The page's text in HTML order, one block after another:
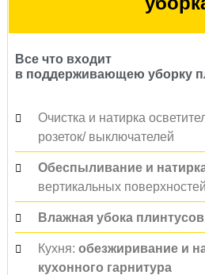
Все что входит
в поддерживающею уборку
Очистка и натирка
розеток/ выключателей
Обеспыливание и
вертикальных
Влажная убока плинтусов
Кухня:обезжиривание и
кухонного гарнитура